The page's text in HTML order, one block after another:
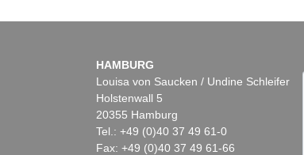
HAMBURG
Louisa von Saucken / Undine Schleifer
Holstenwall 5
20355 Hamburg
Tel.: +49 (0)40 37 49 61-0
Fax: +49 (0)40 37 49 61-66